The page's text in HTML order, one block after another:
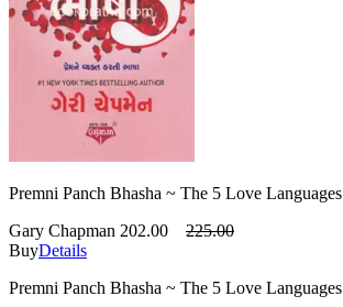
Premni Panch Bhasha ~ The 5 Love Languages
Gary Chapman 202.00
225.00
BuyDetails
Premni Panch Bhasha ~ The 5 Love Languages